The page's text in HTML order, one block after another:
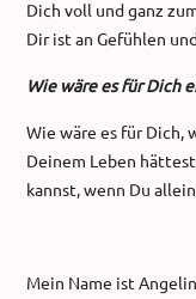
Dich voll und ganz
Dir ist an Gefühlen
Wie wäre es für Dich
Wie wäre es für Dich,
Deinem Leben
kannst, wenn Du
Mein Name ist